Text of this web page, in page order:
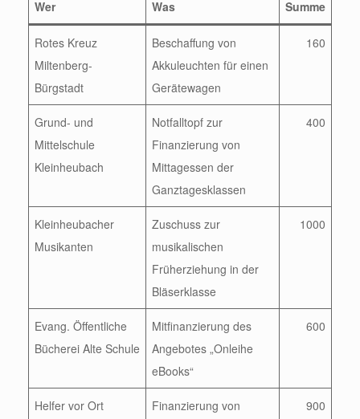
Wer Was Summe
Rotes Kreuz
Miltenberg-
Bürgstadt
Beschaffung von
Akkuleuchten für einen
Gerätewagen
160
Grund- und
Mittelschule
Kleinheubach
Notfalltopf zur
Finanzierung von
Mittagessen der
Ganztagesklassen
400
Kleinheubacher
Musikanten
Zuschuss zur
musikalischen
Früherziehung in der
Bläserklasse
1000
Evang. Öffentliche
Bücherei Alte Schule
Mitfinanzierung des
Angebotes „Onleihe
eBooks“
600
Helfer vor Ort
Finanzierung von
900